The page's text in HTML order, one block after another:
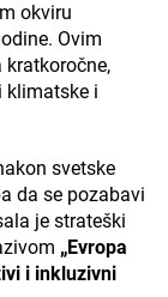
okviru
Ovim
klimatske i
svetske
da se pozabavi
je strateški
„Evropa
i inkluzivni